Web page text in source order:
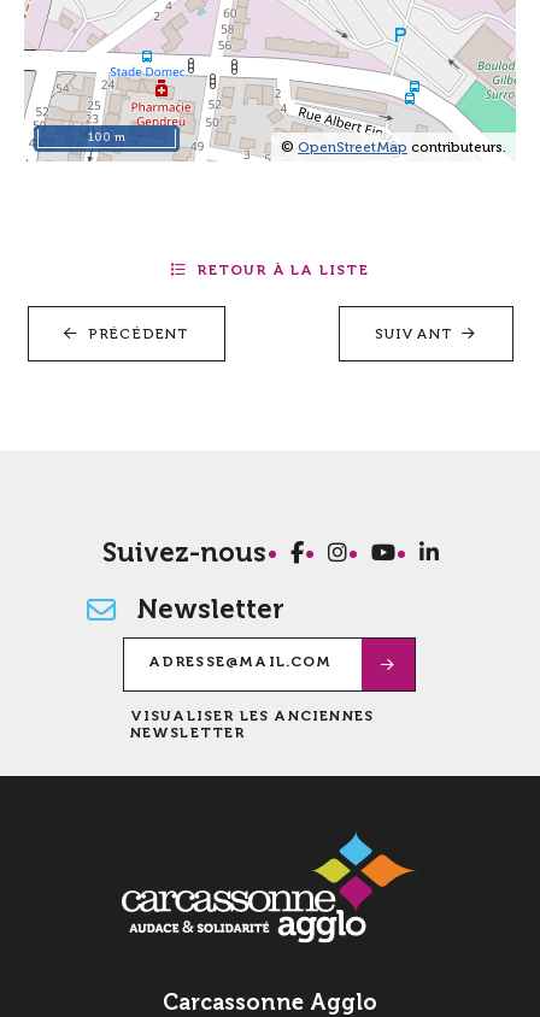
© OpenStreetMap contributeurs.
100 m
PRÉCÉDENT
RETOUR À LA LISTE
SUIVANT
Suivez-nous
Newsletter
VISUALISER LES ANCIENNES
NEWSLETTER
Carcassonne Agglo